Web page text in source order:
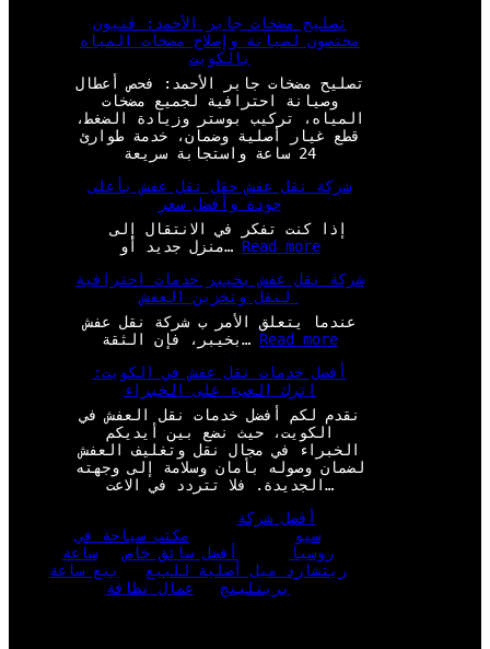
تصليح مضخات جابر الأحمد: فنيون
مختصون لصيانة وإصلاح مضخات المياه
بالكويت
تصليح مضخات جابر الأحمد: فحص أعطال
وصيانة احترافية لجميع مضخات
المياه، تركيب بوستر وزيادة الضغط،
قطع غيار أصلية وضمان، خدمة طوارئ
24 ساعة واستجابة سريعة
شركة نقل عفش حقل نقل عفش بأعلى
جودة وأفضل سعر
إذا كنت تفكر في الانتقال إلى
منزل جديد أو… Read more:
ن
ق
ل
ع
ش
ح
ق
ل
ن
ع
ف
ش
شركة نقل عفش بخيبر خدمات احترافية
عندما يتعلق الأمر ب شركة نقل عفش
بخيبر، فإن الثقة… Read more:
ة
ن
ق
ل
ع
ب
أفضل خدمات نقل عفش في الكويت:
اترك العبء على الخبراء
نقدم لكم أفضل خدمات نقل العفش في
الكويت، حيث نضع بين أيديكم
الخبراء في مجال نقل وتغليف العفش
لضمان وصوله بأمان وسلامة إلى وجهته
الجديدة. فلا تتردد في الاعت…
أفضل شركة
سيو
مكتب سياحة في
روسيا
أفضل سائق خاص
ساعة
ريتشارد ميل أصلية للبيع
بيع ساعة
بريتلينج
عمال نظافة